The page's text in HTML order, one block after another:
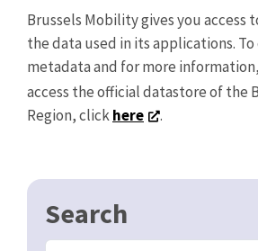
Brussels Mobility gives you access
the data used in its applications.
metadata and for more
access the official datastore of the
Region, clickhere .
Search